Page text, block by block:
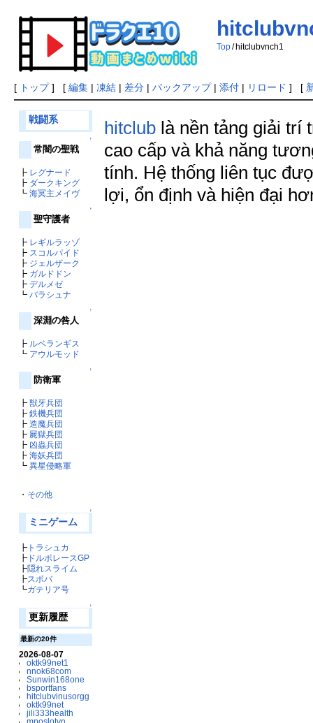
Top / hitclubvnch1
[ トップ] [ 編集| 凍結| 差分| バックアップ| 添付| リロード ] [
戦闘系
↑
常闇の聖戦
┣ レグナード
┣ ダークキング
┗ 海冥主メイヴ
↑
聖守護者
┣ レギルラッゾ
┣ スコルパイド
┣ ジェルザーク
┣ ガルドドン
┣ デルメゼ
┗ バラシュナ
↑
深淵の咎人
┣ ルベランギス
┗ アウルモッド
↑
防衛軍
┣ 獣牙兵団
┣ 鉄機兵団
┣ 造魔兵団
┣ 屍獄兵団
┣ 凶蟲兵団
┣ 海妖兵団
┗ 異星侵略軍
・ その他
↑
ミニゲーム
┣トラシュカ
┣ドルボレースGP
┣隠れスライム
┣スボバ
┗ガテリア号
↑
更新履歴
最新の20件
2026-08-07
oktk99net1
nnok68com
Sunwin168one
bsportfans
hitclubvinusorgg
oktk99net
jili333health
hitclub là nền tảng giải trí
cao cấp và khả năng
tính. Hệ thống liên tục
lợi, ổn định và hiện đại